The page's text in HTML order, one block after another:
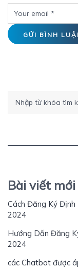
Bài viết mới
Cách Đăng Ký
2024
Hướng Dẫn Đăng
2024
các Chatbot được